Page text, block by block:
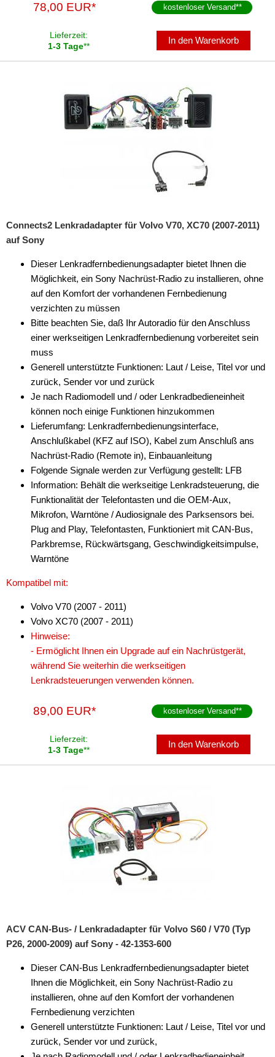
Lautsprecherkabel
Lenkradadapter
Marderschutz
Radioeinbausets
Radiorahmen
SD-Adapter
Stromversorgung
Subwoofer-Zubehör
USB-Adapter
Verstärker-Zubehör
Vorverstärkeradapter
Wechsler-Zubehör
Werkstatt
78,00 EUR* kostenloser Versand**
Lieferzeit:
1-3 Tage**
In den Warenkorb
Connects2 Lenkradadapter für Volvo V70, XC70 (2007-2011)
auf Sony
Dieser Lenkradfernbedienungsadapter bietet Ihnen die
Möglichkeit, ein Sony Nachrüst-Radio zu installieren, ohne
auf den Komfort der vorhandenen Fernbedienung
verzichten zu müssen
Bitte beachten Sie, daß Ihr Autoradio für den Anschluss
einer werkseitigen Lenkradfernbedienung vorbereitet sein
muss
Generell unterstützte Funktionen: Laut / Leise, Titel vor und
zurück, Sender vor und zurück
Je nach Radiomodell und / oder Lenkradbedieneinheit
können noch einige Funktionen hinzukommen
Lieferumfang: Lenkradfernbedienungsinterface,
Anschlußkabel (KFZ auf ISO), Kabel zum Anschluß ans
Nachrüst-Radio (Remote in), Einbauanleitung
Folgende Signale werden zur Verfügung gestellt: LFB
Information: Behält die werkseitige Lenkradsteuerung, die
Funktionalität der Telefontasten und die OEM-Aux,
Mikrofon, Warntöne / Audiosignale des Parksensors bei.
Plug and Play, Telefontasten, Funktioniert mit CAN-Bus,
Parkbremse, Rückwärtsgang, Geschwindigkeitsimpulse,
Warntöne
Kompatibel mit:
Volvo V70 (2007 - 2011)
Volvo XC70 (2007 - 2011)
Hinweise:
- Ermöglicht Ihnen ein Upgrade auf ein Nachrüstgerät,
während Sie weiterhin die werkseitigen
Lenkradsteuerungen verwenden können.
89,00 EUR* kostenloser Versand**
Lieferzeit:
1-3 Tage**
In den Warenkorb
ACV CAN-Bus- / Lenkradadapter für Volvo S60 / V70 (Typ
P26, 2000-2009) auf Sony - 42-1353-600
Dieser CAN-Bus Lenkradfernbedienungsadapter bietet
Ihnen die Möglichkeit, ein Sony Nachrüst-Radio zu
installieren, ohne auf den Komfort der vorhandenen
Fernbedienung verzichten
Generell unterstützte Funktionen: Laut / Leise, Titel vor und
zurück, Sender vor und zurück,